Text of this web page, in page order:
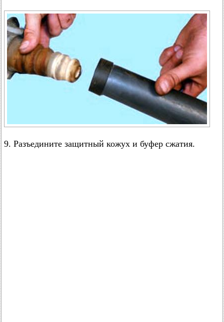
9. Разъедините защитный кожух и буфер сжатия.